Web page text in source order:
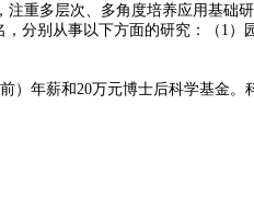
重多层次、多角度培养应用基础
，分别从事以下方面的研究：（ 1 ）
）年薪和20万元博士后科学基金。